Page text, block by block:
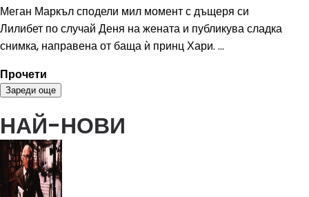
Меган Маркъл сподели мил момент с дъщеря си
Лилибет по случай Деня на жената и публикува сладка
снимка, направена от баща ѝ принц Хари. ...
Прочети
Зареди още
НАЙ-НОВИ